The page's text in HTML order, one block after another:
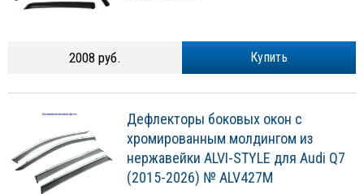
Купить
2008 руб.
Дефлекторы боковых окон с
хромированным молдингом из
нержавейки ALVI-STYLE для Audi Q7
(2015-2026) № ALV427M